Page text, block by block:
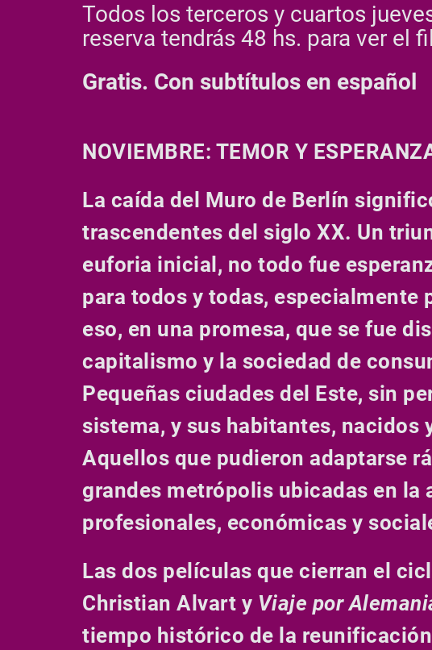
Todos los terceros y cuartos
reserva tendrás 48 hs. para ver el
Gratis. Con subtítulos en español
NOVIEMBRE: TEMOR Y
La caída del Muro de Berlín
trascendentes del siglo XX. Un
euforia inicial, no todo fue
para todos y todas, especialmente
eso, en una promesa, que se fue
capitalismo y la sociedad de
Pequeñas ciudades del Este, sin
sistema, y sus habitantes, nacidos
Aquellos que pudieron adaptarse
grandes metrópolis ubicadas en
profesionales, económicas y
Las dos películas que cierran el
Christian Alvart y Viaje por
tiempo histórico de la